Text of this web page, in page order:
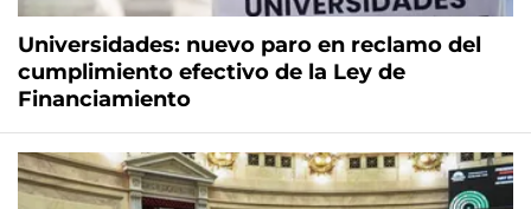
Universidades: nuevo paro en reclamo del
cumplimiento efectivo de la Ley de
Financiamiento